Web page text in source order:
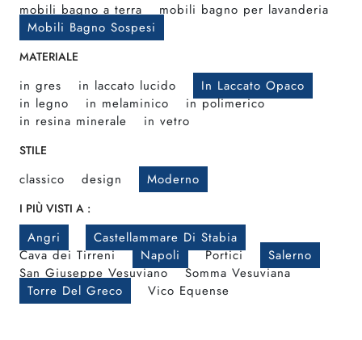
mobili bagno a terra
mobili bagno per lavanderia
Mobili Bagno Sospesi
MATERIALE
in gres in laccato lucido
In Laccato Opaco
in legno
in melaminico
in polimerico
in resina minerale
in vetro
STILE
classico design Moderno
I PIÙ VISTI A :
Angri
Castellammare Di Stabia
Cava dei Tirreni
Napoli Portici
Salerno
San Giuseppe Vesuviano
Somma Vesuviana
Torre Del Greco
Vico Equense